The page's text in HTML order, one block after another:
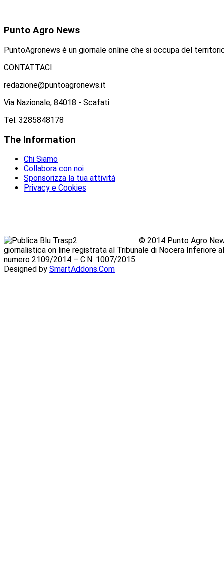
Punto Agro News
PuntoAgronews è un giornale online che si occupa del
CONTATTACI:
redazione@puntoagronews.it
Via Nazionale, 84018 - Scafati
Tel. 3285848178
The Information
Chi Siamo
Collabora con noi
Sponsorizza la tua attività
Privacy e Cookies
© 2014 Punto Agro
giornalistica on line registrata al Tribunale di Nocera Inferiore
numero 2109/2014 – C.N. 1007/2015
Designed by SmartAddons.Com